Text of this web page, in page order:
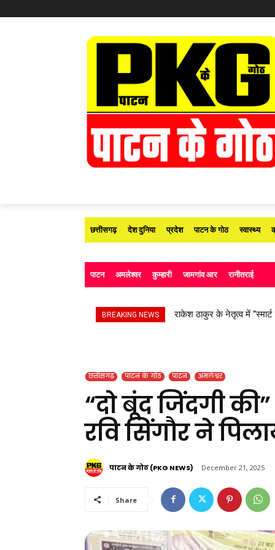
छत्तीसगढ़ देश दुनिया प्रदेश पाटन के गोठ स्वास्थ्य
पाटन अमलेश्वर कुम्हारी जामगांव आर रानीतराई
BREAKING NEWS सड़क हादसे के बाद उपचाररत
छत्तीसगढ़ पाटन के गोठ पाटन अमलेश्वर
“दो बूंद जिंदगी
रवि सिंगौर ने
पाटन के गोठ (PKG NEWS) December 21, 2025
Share